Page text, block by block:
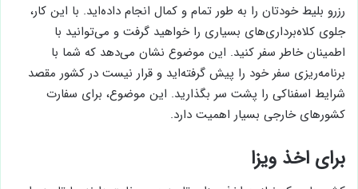
رزرو بلیط خودتان را به طور تمام و کمال انجام داده‌اید. با این کار،
جلوی کلاه‌برداری‌های بسیاری را خواهید گرفت و می‌توانید با
اطمینان خاطر سفر کنید. این موضوع نشان می‌دهد که شما با
برنامه‌ریزی سفر خود را پیش گرفته‌اید و قرار نیست در کشور مقصد
شرایط اسفناکی را پشت سر بگذارید. این موضوع، برای سفارت
کشورهای خارجی بسیار اهمیت دارد.
برای اخذ ویزا